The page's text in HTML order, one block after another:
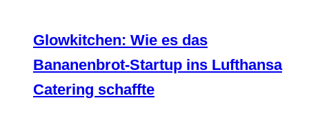
Glowkitchen: Wie es das
Bananenbrot-Startup ins Lufthansa
Catering schaffte